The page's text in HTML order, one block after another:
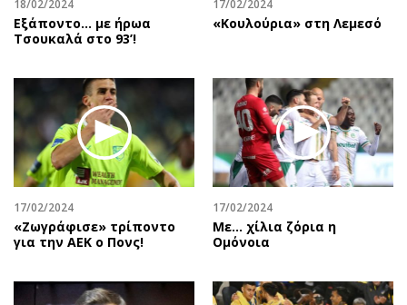
18/02/2024
Εξάποντο… με ήρωα
Τσουκαλά στο 93’!
17/02/2024
«Κουλούρια» στη Λεμεσό
17/02/2024
«Ζωγράφισε» τρίποντο
για την ΑΕΚ ο Πονς!
17/02/2024
Με... χίλια ζόρια η
Ομόνοια